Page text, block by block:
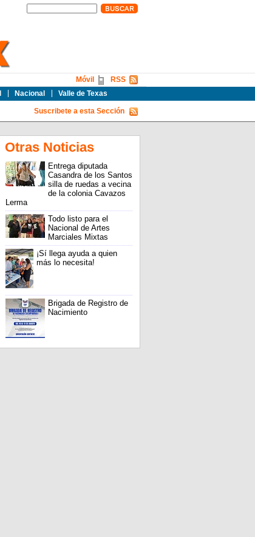
Nacional Valle de Texas
RSS
Móvil
Suscribete a esta Sección
Otras Noticias
Entrega diputada
Casandra de los Santos
silla de ruedas a vecina
de la colonia Cavazos
Lerma
Todo listo para el
Nacional de Artes
Marciales Mixtas
¡Sí llega ayuda a quien
más lo necesita!
Brigada de Registro de
Nacimiento